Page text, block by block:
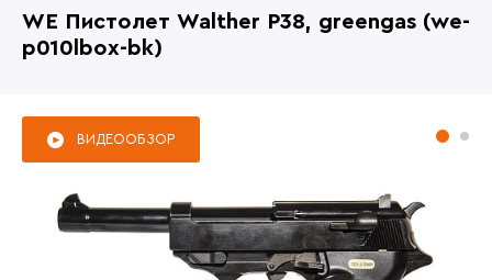
WE Пистолет Walther P38, greengas (we-
p010lbox-bk)
ВИДЕООБЗОР